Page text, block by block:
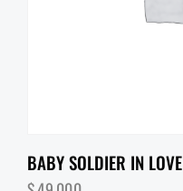
BABY SOLDIER IN LOVE